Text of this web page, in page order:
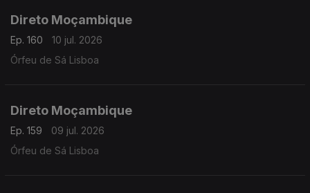
Direto Moçambique
Ep. 160
10 jul. 2026
Órfeu de Sá Lisboa
Direto Moçambique
Ep. 159
09 jul. 2026
Órfeu de Sá Lisboa